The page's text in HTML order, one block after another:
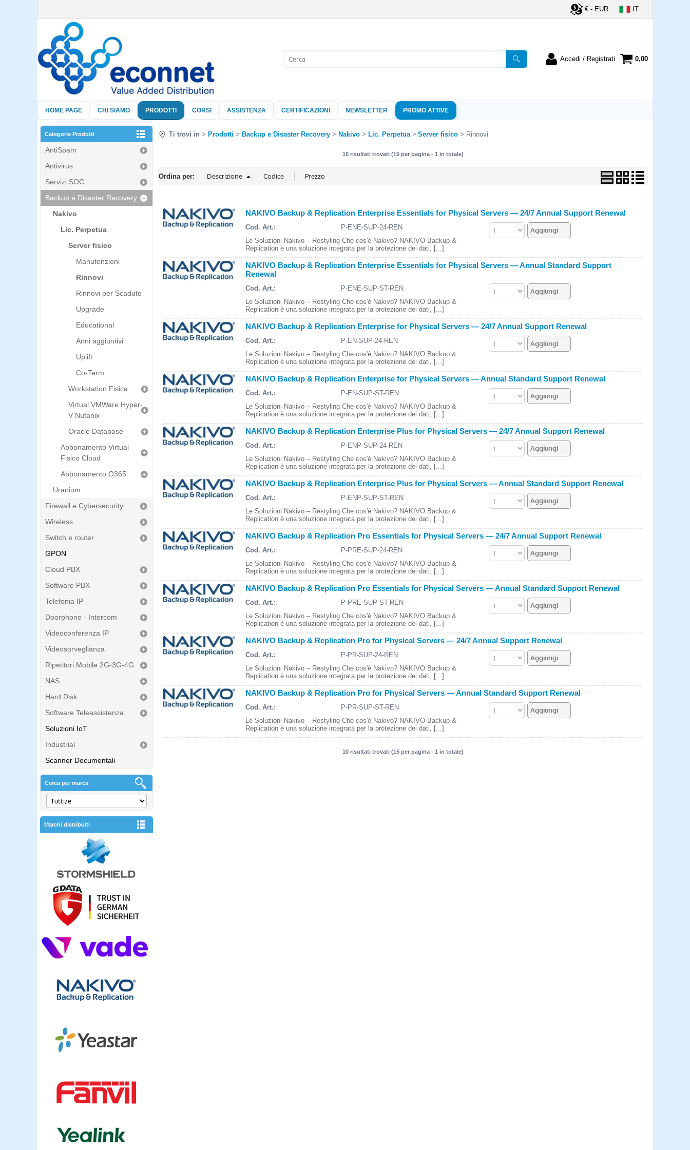
€ - EUR IT
Accedi / Registrati
nome utente e la password e poi
clicca sul pulsante "Accedi"
Nome utente:
Password:
0,00
HOME PAGE CHI SIAMO PRODOTTI CORSI ASSISTENZA CERTIFICAZIONI NEWSLETTER PROMO ATTIVE
Categorie Prodotti
AntiSpam
Antivirus
Servizi SOC
Backup e Disaster Recovery
Nakivo
Lic. Perpetua
Server fisico
Manutenzioni
Rinnovi
Rinnovi per Scaduto
Upgrade
Educational
Anni aggiuntivi
Uplift
Co-Term
Workstation Fisica
Virtual VMWare Hyper-
V Nutanix
Oracle Database
Abbonamento Virtual
Fisico Cloud
Abbonamento O365
Uranium
Firewall e Cybersecurity
Wireless
Switch e router
GPON
Cloud PBX
Software PBX
Telefonia IP
Doorphone - Intercom
Videoconferenza IP
Videosorveglianza
Ripetitori Mobile 2G-3G-4G
NAS
Hard Disk
Software Teleassistenza
Soluzioni IoT
Industrial
Scanner Documentali
Cerca per marca
Marchi distribuiti
Ti trovi in Prodotti Backup e Disaster Recovery Nakivo Lic. Perpetua Server fisico Rinnovi
10 risultati trovati (15 per pagina - 1 in totale)
Ordina per:
NAKIVO Backup & Replication Enterprise Essentials for Physical Servers — 24/7 Annual Support Renewal
Cod. Art.:
P-ENE-SUP-24-REN
Le Soluzioni Nakivo – Restyling Che cos'è Nakivo? NAKIVO Backup &
Replication è una soluzione integrata per la protezione dei dati, [...]
NAKIVO Backup & Replication Enterprise Essentials for Physical Servers — Annual Standard Support
Renewal
Cod. Art.:
P-ENE-SUP-ST-REN
Le Soluzioni Nakivo – Restyling Che cos'è Nakivo? NAKIVO Backup &
Replication è una soluzione integrata per la protezione dei dati, [...]
NAKIVO Backup & Replication Enterprise for Physical Servers — 24/7 Annual Support Renewal
Cod. Art.:
P-EN-SUP-24-REN
Le Soluzioni Nakivo – Restyling Che cos'è Nakivo? NAKIVO Backup &
Replication è una soluzione integrata per la protezione dei dati, [...]
NAKIVO Backup & Replication Enterprise for Physical Servers — Annual Standard Support Renewal
Cod. Art.:
P-EN-SUP-ST-REN
Le Soluzioni Nakivo – Restyling Che cos'è Nakivo? NAKIVO Backup &
Replication è una soluzione integrata per la protezione dei dati, [...]
NAKIVO Backup & Replication Enterprise Plus for Physical Servers — 24/7 Annual Support Renewal
Cod. Art.:
P-ENP-SUP-24-REN
Le Soluzioni Nakivo – Restyling Che cos'è Nakivo? NAKIVO Backup &
Replication è una soluzione integrata per la protezione dei dati, [...]
NAKIVO Backup & Replication Enterprise Plus for Physical Servers — Annual Standard Support Renewal
Cod. Art.:
P-ENP-SUP-ST-REN
Le Soluzioni Nakivo – Restyling Che cos'è Nakivo? NAKIVO Backup &
Replication è una soluzione integrata per la protezione dei dati, [...]
NAKIVO Backup & Replication Pro Essentials for Physical Servers — 24/7 Annual Support Renewal
Cod. Art.:
P-PRE-SUP-24-REN
Le Soluzioni Nakivo – Restyling Che cos'è Nakivo? NAKIVO Backup &
Replication è una soluzione integrata per la protezione dei dati, [...]
NAKIVO Backup & Replication Pro Essentials for Physical Servers — Annual Standard Support Renewal
Cod. Art.:
P-PRE-SUP-ST-REN
Le Soluzioni Nakivo – Restyling Che cos'è Nakivo? NAKIVO Backup &
Replication è una soluzione integrata per la protezione dei dati, [...]
NAKIVO Backup & Replication Pro for Physical Servers — 24/7 Annual Support Renewal
Cod. Art.:
P-PR-SUP-24-REN
Le Soluzioni Nakivo – Restyling Che cos'è Nakivo? NAKIVO Backup &
Replication è una soluzione integrata per la protezione dei dati, [...]
NAKIVO Backup & Replication Pro for Physical Servers — Annual Standard Support Renewal
Cod. Art.:
P-PR-SUP-ST-REN
Le Soluzioni Nakivo – Restyling Che cos'è Nakivo? NAKIVO Backup &
Replication è una soluzione integrata per la protezione dei dati, [...]
10 risultati trovati (15 per pagina - 1 in totale)